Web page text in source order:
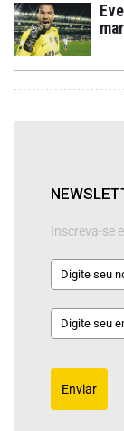
Inscreva-se
Enviar